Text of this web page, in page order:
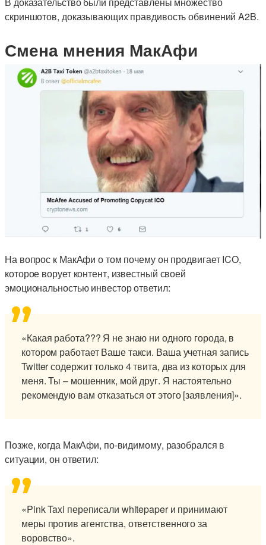
скриншотов, доказывающих правдивость обвинений A2B.
Смена мнения МакАфи
На вопрос к МакАфи о том почему он продвигает ICO,
которое ворует контент, известный своей
эмоциональностью инвестор ответил:
«Какая работа??? Я не знаю ни одного города, в
котором работает Ваше такси. Ваша учетная запись
Twitter содержит только 4 твита, два из которых для
меня. Ты – мошенник, мой друг. Я настоятельно
рекомендую вам отказаться от этого [заявления]».
Позже, когда МакАфи, по-видимому, разобрался в
ситуации, он ответил:
«Pink Taxi переписали whitepaper и принимают
меры против агентства, ответственного за
воровство».